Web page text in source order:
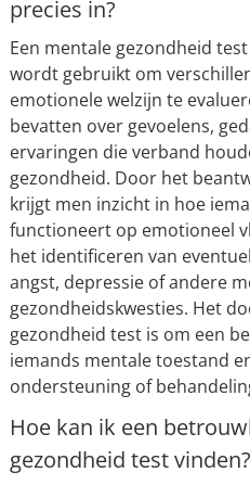
precies in?
Een mentale gezondheid
wordt gebruikt om
emotionele welzijn te
bevatten over gevoelens,
ervaringen die verband
gezondheid. Door het
krijgt men inzicht in hoe
functioneert op emotioneel
het identificeren van
angst, depressie of andere
gezondheidskwesties. Het
gezondheid test is om een
iemands mentale toestand
ondersteuning of
Hoe kan ik een
gezondheid test vinden?